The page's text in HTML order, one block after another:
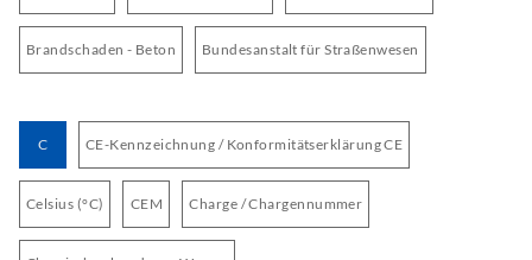
Brandschaden - Beton Bundesanstalt für Straßenwesen
C CE-Kennzeichnung / Konformitätserklärung CE
Celsius (°C) CEM Charge / Chargennummer